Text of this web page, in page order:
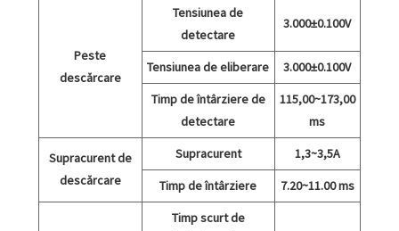
Peste
descărcare
Tensiunea de
detectare
3.000±0.100V
Tensiunea de eliberare
3.000±0.100V
Timp de întârziere de
detectare
115,00~173,00
ms
Supracurent de
descărcare
Supracurent
1,3~3,5A
Timp de întârziere
7.20~11.00 ms
Timp scurt de